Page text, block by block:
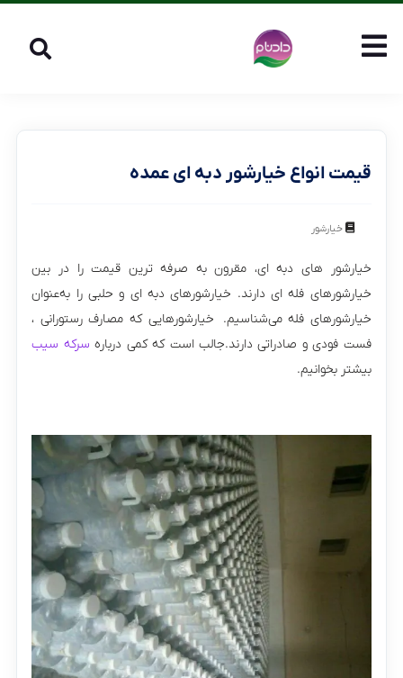
قیمت انواع خیارشور دبه ای عمده
خیارشور
خیارشور های دبه ای، مقرون به صرفه ترین قیمت را در بین
خیارشورهای فله ای دارند. خیارشورهای دبه ای و حلبی را به‌عنوان
خیارشورهای فله می‌شناسیم. خیارشورهایی که مصارف رستورانی ،
فست فودی و صادراتی دارند.جالب است که کمی درباره سرکه سیب
بیشتر بخوانیم.